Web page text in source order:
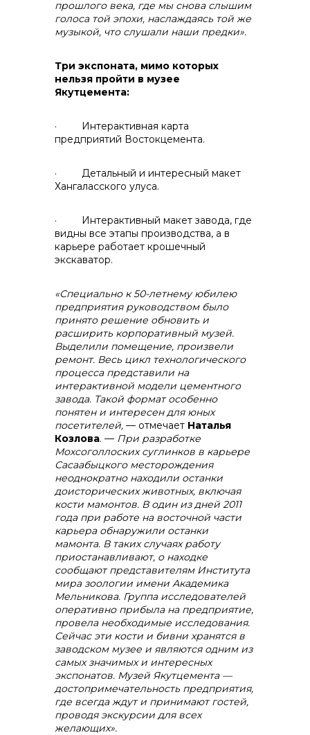
прошлого века, где мы снова слышим
голоса той эпохи, наслаждаясь той же
музыкой, что слушали наши предки».
Три экспоната, мимо которых
нельзя пройти в музее
Якутцемента:
· Интерактивная карта
предприятий Востокцемента.
· Детальный и интересный макет
Хангаласского улуса.
· Интерактивный макет завода, где
видны все этапы производства, а в
карьере работает крошечный
экскаватор.
«Специально к 50-летнему юбилею
предприятия руководством было
принято решение обновить и
расширить корпоративный музей.
Выделили помещение, произвели
ремонт. Весь цикл технологического
процесса представили на
интерактивной модели цементного
завода. Такой формат особенно
понятен и интересен для юных
посетителей, — отмечает Наталья
Козлова. — При разработке
Мохсоголлоских суглинков в карьере
Сасаабыцкого месторождения
неоднократно находили останки
доисторических животных, включая
кости мамонтов. В один из дней 2011
года при работе на восточной части
карьера обнаружили останки
мамонта. В таких случаях работу
приостанавливают, о находке
сообщают представителям Института
мира зоологии имени Академика
Мельникова. Группа исследователей
оперативно прибыла на предприятие,
провела необходимые исследования.
Сейчас эти кости и бивни хранятся в
заводском музее и являются одним из
самых значимых и интересных
экспонатов. Музей Якутцемента —
достопримечательность предприятия,
где всегда ждут и принимают гостей,
проводя экскурсии для всех
желающих».